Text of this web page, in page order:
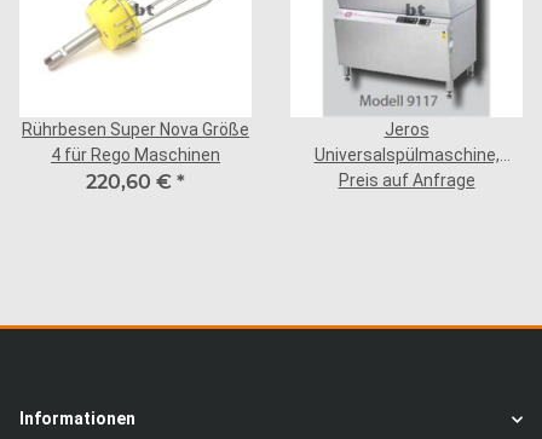
Rührbesen Super Nova Größe
4 für Rego Maschinen
220,60 € *
Jeros
Universalspülmaschine,
Modell 9117
Preis auf Anfrage
Informationen